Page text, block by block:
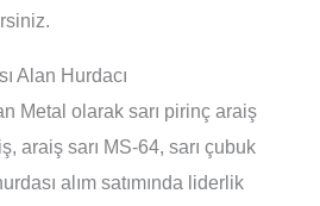
Alan Hurdacı
Metal olarak sarı pirinç araiş
araiş sarı MS-64, sarı çubuk
alım satımında liderlik